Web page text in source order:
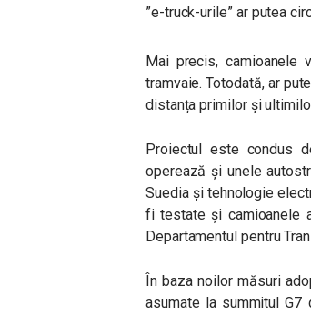
”e-truck-urile” ar putea
Mai precis, camioanele
tramvaie. Totodată, ar
distanța primilor și
Proiectul este condus
operează și unele
Suedia și tehnologie
fi testate și camioanele
Departamentul pentru
În baza noilor măsuri
asumate la summitul